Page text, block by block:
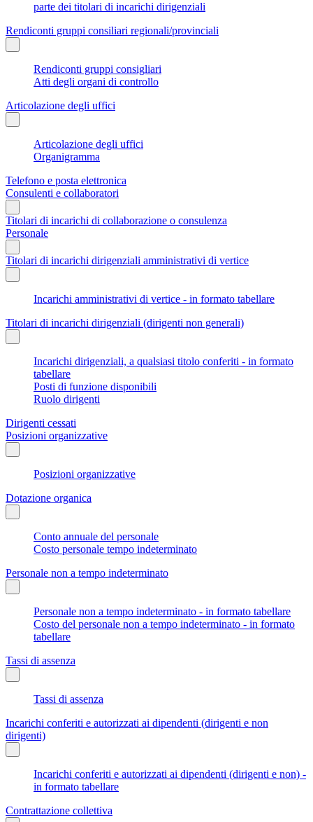
parte dei titolari di incarichi dirigenziali
Rendiconti gruppi consiliari regionali/provinciali
Rendiconti gruppi consigliari
Atti degli organi di controllo
Articolazione degli uffici
Articolazione degli uffici
Organigramma
Telefono e posta elettronica
Consulenti e collaboratori
Titolari di incarichi di collaborazione o consulenza
Personale
Titolari di incarichi dirigenziali amministrativi di vertice
Incarichi amministrativi di vertice - in formato tabellare
Titolari di incarichi dirigenziali (dirigenti non generali)
Incarichi dirigenziali, a qualsiasi titolo conferiti - in formato
tabellare
Posti di funzione disponibili
Ruolo dirigenti
Dirigenti cessati
Posizioni organizzative
Posizioni organizzative
Dotazione organica
Conto annuale del personale
Costo personale tempo indeterminato
Personale non a tempo indeterminato
Personale non a tempo indeterminato - in formato tabellare
Costo del personale non a tempo indeterminato - in formato
tabellare
Tassi di assenza
Tassi di assenza
Incarichi conferiti e autorizzati ai dipendenti (dirigenti e non
dirigenti)
Incarichi conferiti e autorizzati ai dipendenti (dirigenti e non) -
in formato tabellare
Contrattazione collettiva